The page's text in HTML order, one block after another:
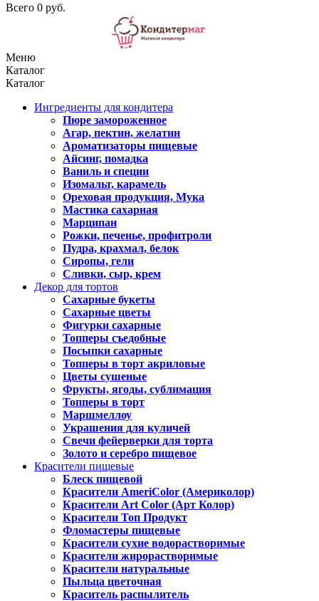
Всего 0 руб.
Меню
Каталог
Каталог
Ингредиенты для кондитера
Пюре замороженное
Агар, пектин, желатин
Ароматизаторы пищевые
Айсинг, помадка
Ваниль и специи
Изомальт, карамель
Ореховая продукция, Мука
Мастика сахарная
Марципан
Рожки, печенье, профитроли
Пудра, крахмал, белок
Сиропы, гели
Сливки, сыр, крем
Декор для тортов
Сахарные букеты
Сахарные цветы
Фигурки сахарные
Топперы съедобные
Посыпки сахарные
Топперы в торт акриловые
Цветы сушеные
Фрукты, ягоды, сублимация
Топперы в торт
Маршмеллоу
Украшения для куличей
Свечи фейерверки для торта
Золото и серебро пищевое
Красители пищевые
Блеск пищевой
Красители AmeriColor (Америколор)
Красители Art Color (Арт Колор)
Красители Топ Продукт
Фломастеры пищевые
Красители сухие водорастворимые
Красители жирорастворимые
Красители натуральные
Пыльца цветочная
Краситель распылитель